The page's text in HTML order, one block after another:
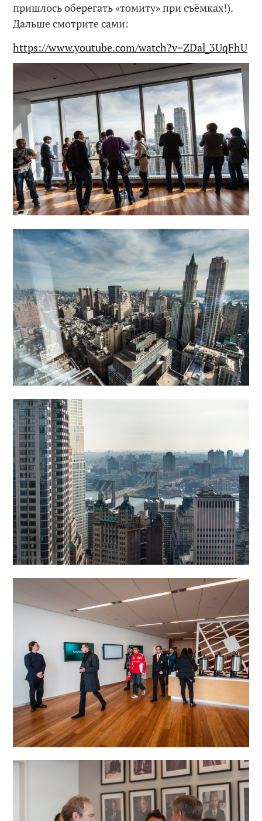
пришлось оберегать «томиту» при съёмках!).
Дальше смотрите сами:
https://www.youtube.com/watch?v=ZDal_3UqFhU